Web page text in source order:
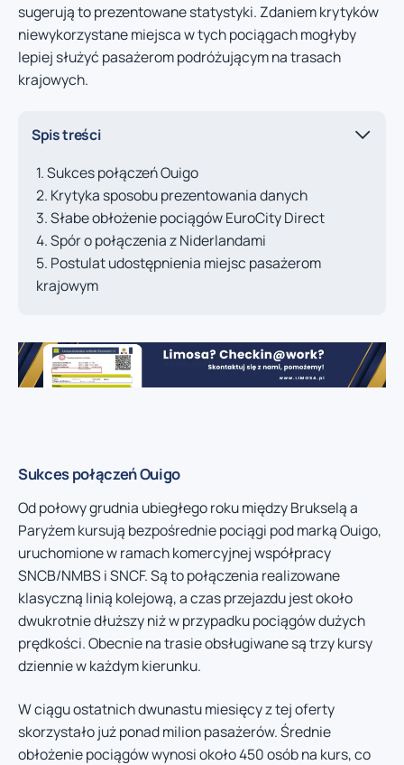
sugerują to prezentowane statystyki. Zdaniem krytyków
niewykorzystane miejsca w tych pociągach mogłyby
lepiej służyć pasażerom podróżującym na trasach
krajowych.
Spis treści
Sukces połączeń Ouigo
Krytyka sposobu prezentowania danych
Słabe obłożenie pociągów EuroCity Direct
Spór o połączenia z Niderlandami
Postulat udostępnienia miejsc pasażerom
krajowym
Sukces połączeń Ouigo
Od połowy grudnia ubiegłego roku między Brukselą a
Paryżem kursują bezpośrednie pociągi pod marką Ouigo,
uruchomione w ramach komercyjnej współpracy
SNCB/NMBS i SNCF. Są to połączenia realizowane
klasyczną linią kolejową, a czas przejazdu jest około
dwukrotnie dłuższy niż w przypadku pociągów dużych
prędkości. Obecnie na trasie obsługiwane są trzy kursy
dziennie w każdym kierunku.
W ciągu ostatnich dwunastu miesięcy z tej oferty
skorzystało już ponad milion pasażerów. Średnie
obłożenie pociągów wynosi około 450 osób na kurs, co